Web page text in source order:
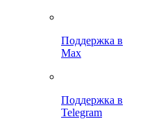
Поддержка в
Max
Поддержка в
Telegram